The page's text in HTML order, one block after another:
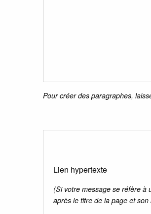
Pour créer des paragraphes,
Lien hypertexte
(Si votre message se réfère à
après le titre de la page et son